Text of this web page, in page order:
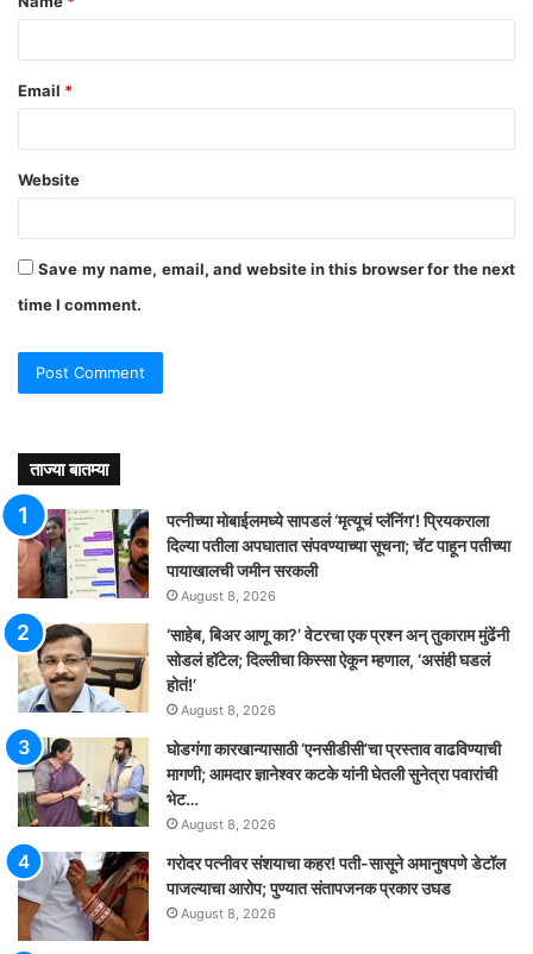
*
Email *
Website
Save my name, email, and website in this browser for the next
time I comment.
ताज्या बातम्या
पत्नीच्या मोबाईलमध्ये सापडलं ‘मृत्यूचं प्लॅनिंग’! प्रियकराला
दिल्या पतीला अपघातात संपवण्याच्या सूचना; चॅट पाहून पतीच्या
पायाखालची जमीन सरकली
August 8, 2026
‘साहेब, बिअर आणू का?’ वेटरचा एक प्रश्न अन् तुकाराम मुंढेंनी
सोडलं हॉटेल; दिल्लीचा किस्सा ऐकून म्हणाल, ‘असंही घडलं
होतं!’
August 8, 2026
घोडगंगा कारखान्यासाठी ‘एनसीडीसी’चा प्रस्ताव वाढविण्याची
मागणी; आमदार ज्ञानेश्वर कटके यांनी घेतली सुनेत्रा पवारांची
भेट…
August 8, 2026
गरोदर पत्नीवर संशयाचा कहर! पती-सासूने अमानुषपणे डेटॉल
पाजल्याचा आरोप; पुण्यात संतापजनक प्रकार उघड
August 8, 2026